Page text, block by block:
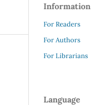
Information
For Readers
For Authors
For Librarians
Language